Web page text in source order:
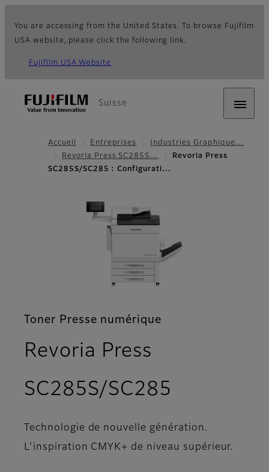
You are accessing from the United States. To browse Fujifilm
USA website, please click the following link.
Fujifilm USA Website
Suisse
Accueil Entreprises
Industries Graphique…
Revoria Press SC285S…
Revoria Press
SC285S/SC285 : Configurati…
Toner Presse numérique
Revoria Press
SC285S/SC285
Technologie de nouvelle génération.
L’inspiration CMYK+ de niveau supérieur.